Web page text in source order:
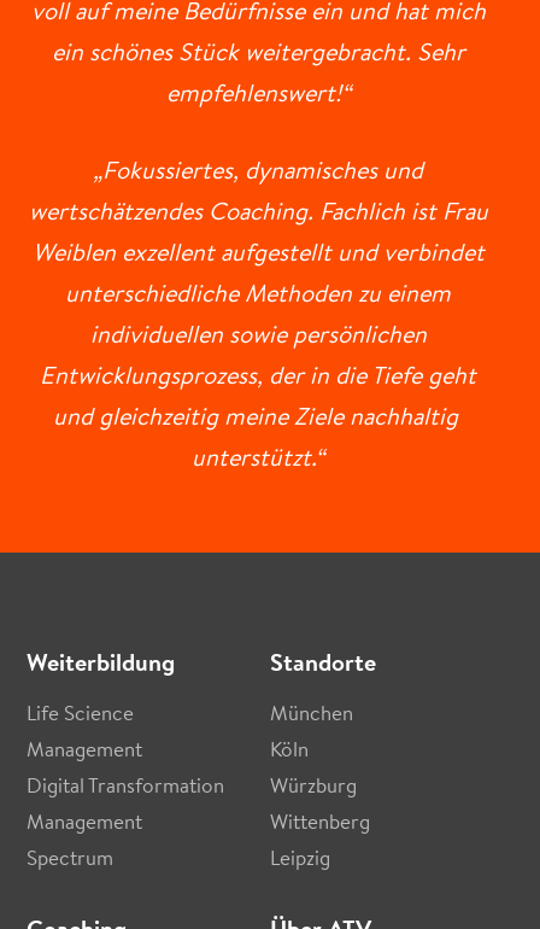
voll auf meine Bedürfnisse ein und hat mich
ein schönes Stück weitergebracht. Sehr
empfehlenswert!“
„Fokussiertes, dynamisches und
wertschätzendes Coaching. Fachlich ist Frau
Weiblen exzellent aufgestellt und verbindet
unterschiedliche Methoden zu einem
individuellen sowie persönlichen
Entwicklungsprozess, der in die Tiefe geht
und gleichzeitig meine Ziele nachhaltig
unterstützt.“
Weiterbildung
Life Science
Management
Digital Transformation
Management
Spectrum
Standorte
München
Köln
Würzburg
Wittenberg
Leipzig